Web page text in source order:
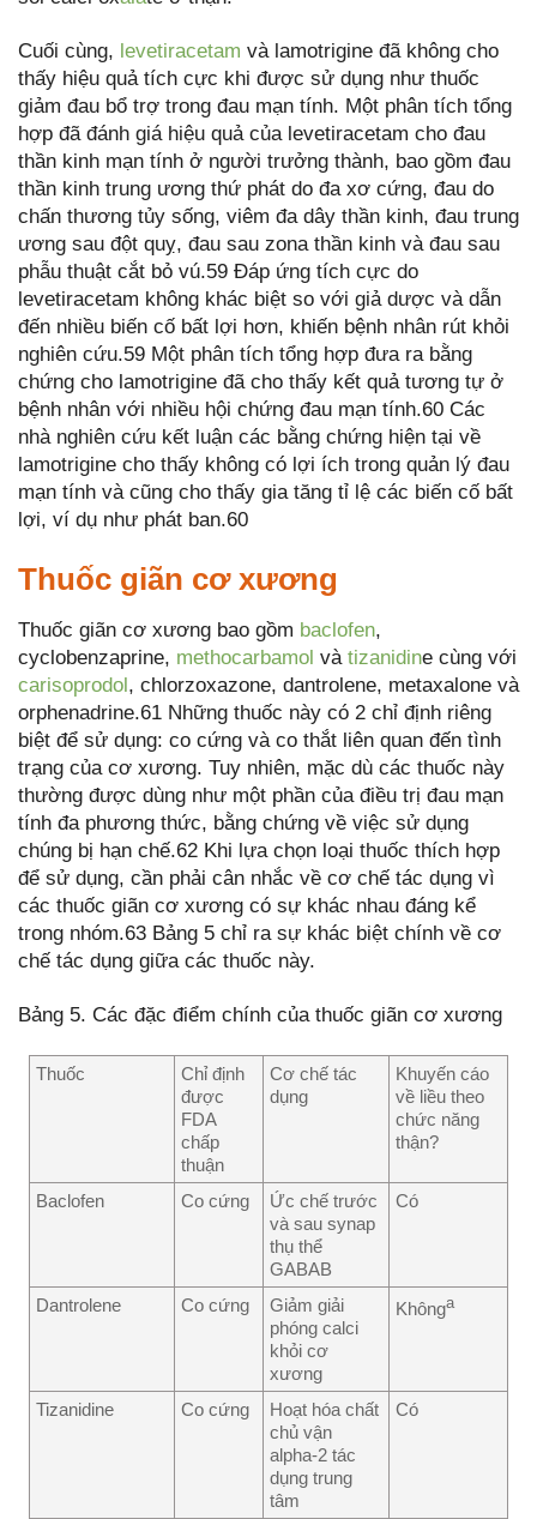
Cuối cùng, levetiracetam và lamotrigine đã không cho
thấy hiệu quả tích cực khi được sử dụng như thuốc
giảm đau bổ trợ trong đau mạn tính. Một phân tích tổng
hợp đã đánh giá hiệu quả của levetiracetam cho đau
thần kinh mạn tính ở người trưởng thành, bao gồm đau
thần kinh trung ương thứ phát do đa xơ cứng, đau do
chấn thương tủy sống, viêm đa dây thần kinh, đau trung
ương sau đột quỵ, đau sau zona thần kinh và đau sau
phẫu thuật cắt bỏ vú.59 Đáp ứng tích cực do
levetiracetam không khác biệt so với giả dược và dẫn
đến nhiều biến cố bất lợi hơn, khiến bệnh nhân rút khỏi
nghiên cứu.59 Một phân tích tổng hợp đưa ra bằng
chứng cho lamotrigine đã cho thấy kết quả tương tự ở
bệnh nhân với nhiều hội chứng đau mạn tính.60 Các
nhà nghiên cứu kết luận các bằng chứng hiện tại về
lamotrigine cho thấy không có lợi ích trong quản lý đau
mạn tính và cũng cho thấy gia tăng tỉ lệ các biến cố bất
lợi, ví dụ như phát ban.60
Thuốc giãn cơ xương
Thuốc giãn cơ xương bao gồm baclofen,
cyclobenzaprine, methocarbamol và tizanidine cùng với
carisoprodol, chlorzoxazone, dantrolene, metaxalone và
orphenadrine.61 Những thuốc này có 2 chỉ định riêng
biệt để sử dụng: co cứng và co thắt liên quan đến tình
trạng của cơ xương. Tuy nhiên, mặc dù các thuốc này
thường được dùng như một phần của điều trị đau mạn
tính đa phương thức, bằng chứng về việc sử dụng
chúng bị hạn chế.62 Khi lựa chọn loại thuốc thích hợp
để sử dụng, cần phải cân nhắc về cơ chế tác dụng vì
các thuốc giãn cơ xương có sự khác nhau đáng kể
trong nhóm.63 Bảng 5 chỉ ra sự khác biệt chính về cơ
chế tác dụng giữa các thuốc này.
Bảng 5. Các đặc điểm chính của thuốc giãn cơ xương
Thuốc
Chỉ định
được
FDA
chấp
thuận
Cơ chế tác
dụng
Khuyến cáo
về liều theo
chức năng
thận?
Baclofen Co cứng
Ức chế trước
và sau synap
thụ thể
GABAB
Có
Dantrolene Co cứng
Giảm giải
phóng calci
khỏi cơ
xương
Khônga
Tizanidine Co cứng
Hoạt hóa chất
chủ vận
alpha-2 tác
dụng trung
tâm
Có